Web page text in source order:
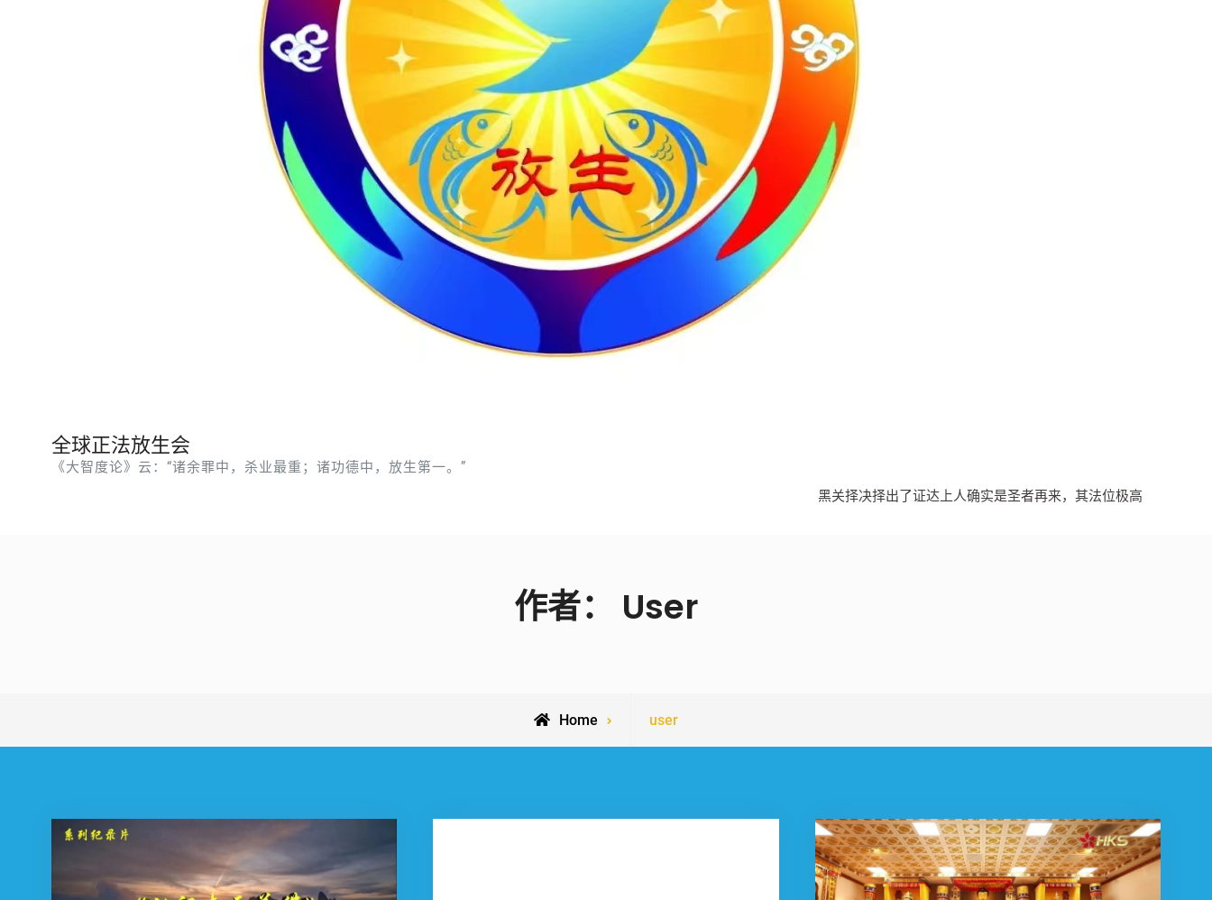
全球正法放生会
《大智度论》云：“诸余罪中，杀业最重；诸功德中，放生第一。”
黑关择决择出了证达上人确实是圣者再来，其法位极高
作者： User
Home
View
all
user